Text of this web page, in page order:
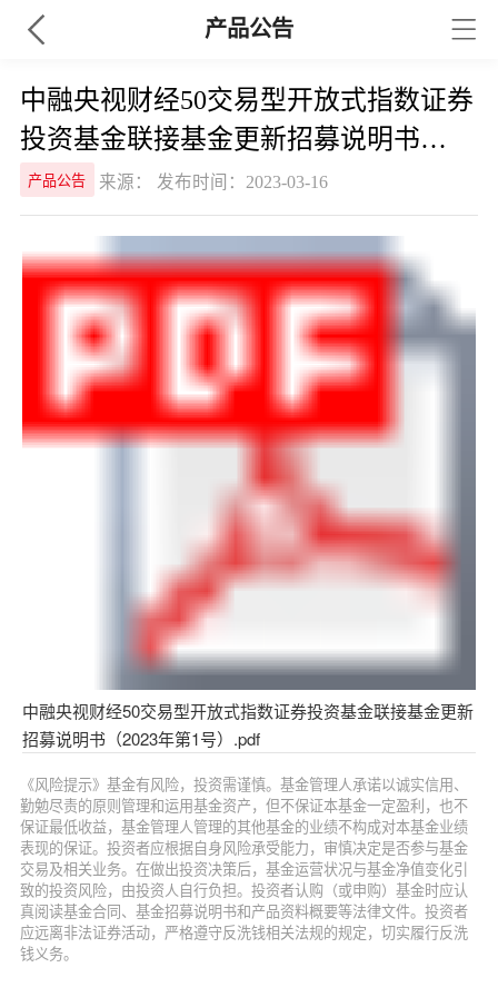
产品公告
中融央视财经50交易型开放式指数证券
投资基金联接基金更新招募说明书
（2023年第1号）
产品公告 来源： 发布时间：2023-03-16
中融央视财经50交易型开放式指数证券投资基金联接基金更新
招募说明书（2023年第1号）.pdf
《风险提示》基金有风险，投资需谨慎。基金管理人承诺以诚实信用、
勤勉尽责的原则管理和运用基金资产，但不保证本基金一定盈利，也不
保证最低收益，基金管理人管理的其他基金的业绩不构成对本基金业绩
表现的保证。投资者应根据自身风险承受能力，审慎决定是否参与基金
交易及相关业务。在做出投资决策后，基金运营状况与基金净值变化引
致的投资风险，由投资人自行负担。投资者认购（或申购）基金时应认
真阅读基金合同、基金招募说明书和产品资料概要等法律文件。投资者
应远离非法证券活动，严格遵守反洗钱相关法规的规定，切实履行反洗
钱义务。